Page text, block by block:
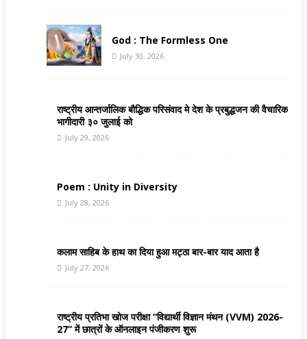
God : The Formless One
July 30, 2026
राष्ट्रीय आन्तर्जालिक बौद्धिक परिसंवाद मे देश के प्रबुद्धजन की वैचारिक
भागीदारी ३० जुलाई को
July 29, 2026
Poem : Unity in Diversity
July 28, 2026
कलाम साहिब के हाथ का दिया हुआ मट्ठा बार-बार याद आता है
July 27, 2026
राष्ट्रीय प्रतिभा खोज परीक्षा “विद्यार्थी विज्ञान मंथन (VVM) 2026-
27” में छात्रों के ऑनलाइन पंजीकरण शुरू